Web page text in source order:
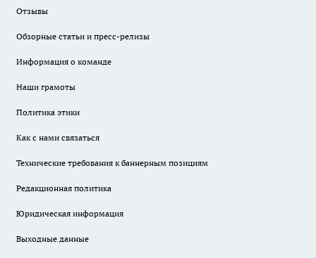
Отзывы
Обзорные статьи и пресс-релизы
Информация о команде
Наши грамоты
Политика этики
Как с нами связаться
Технические требования к баннерным позициям
Редакционная политика
Юридическая информация
Выходные данные